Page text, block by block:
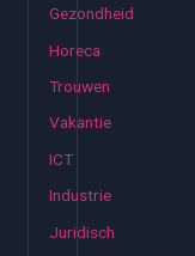
Gezondheid
Horeca
Trouwen
Vakantie
ICT
Industrie
Juridisch